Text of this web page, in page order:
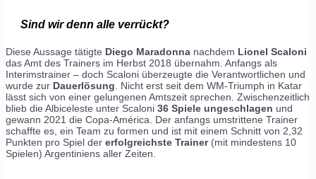
Sind wir denn alle verrückt?
Diese Aussage tätigte Diego Maradonna nachdem Lionel Scaloni
das Amt des Trainers im Herbst 2018 übernahm. Anfangs als
Interimstrainer – doch Scaloni überzeugte die Verantwortlichen und
wurde zur Dauerlösung. Nicht erst seit dem WM-Triumph in Katar
lässt sich von einer gelungenen Amtszeit sprechen. Zwischenzeitlich
blieb die Albiceleste unter Scaloni 36 Spiele ungeschlagen und
gewann 2021 die Copa-América. Der anfangs umstrittene Trainer
schaffte es, ein Team zu formen und ist mit einem Schnitt von 2,32
Punkten pro Spiel der erfolgreichste Trainer(mit mindestens 10
Spielen) Argentiniens aller Zeiten.